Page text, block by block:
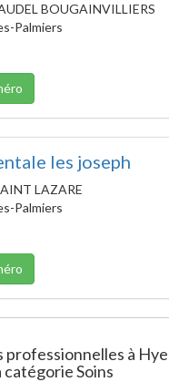
BOUGAINVILLIERS
Palmiers
les joseph
LAZARE
Palmiers
à
catégorie Soins